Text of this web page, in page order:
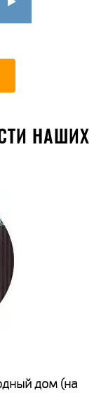
НАШИХ
дом (на